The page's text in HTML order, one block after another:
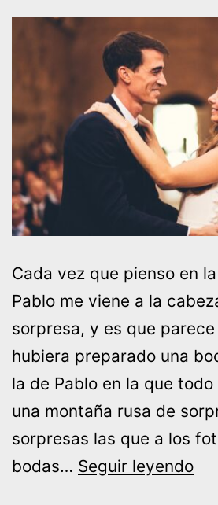
Cada vez que pienso en
Pablo me viene a la
sorpresa, y es que
hubiera preparado una
la de Pablo en la que
una montaña rusa de
sorpresas las que a los
bodas… Seguir leyendo